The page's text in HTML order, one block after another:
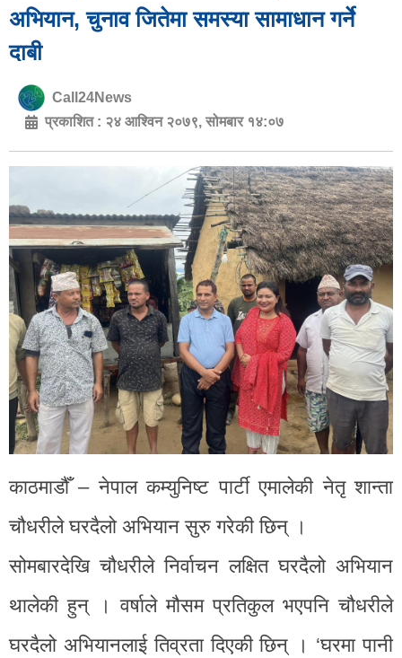
अभियान, चुनाव जितेमा समस्या सामाधान गर्ने
दाबी
Call24News
प्रकाशित : २४ आश्विन २०७९, सोमबार १४:०७
काठमाडौँ – नेपाल कम्युनिष्ट पार्टी एमालेकी नेतृ शान्ता
चौधरीले घरदैलो अभियान सुरु गरेकी छिन् ।
सोमबारदेखि चौधरीले निर्वाचन लक्षित घरदैलो अभियान
थालेकी हुन् । वर्षाले मौसम प्रतिकुल भएपनि चौधरीले
घरदैलो अभियानलाई तिव्रता दिएकी छिन् । ‘घरमा पानी